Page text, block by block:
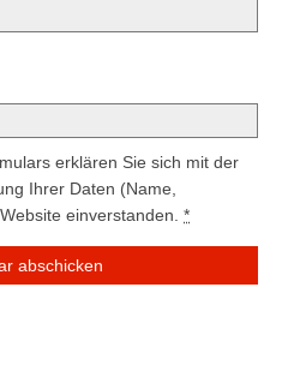
erklären Sie sich mit der
Ihrer Daten (Name,
einverstanden. *